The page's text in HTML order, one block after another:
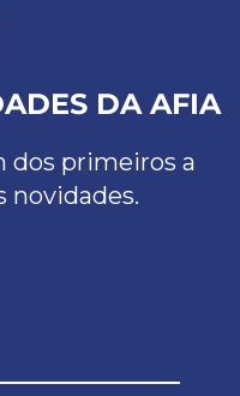
DA AFIA
dos primeiros a
novidades.